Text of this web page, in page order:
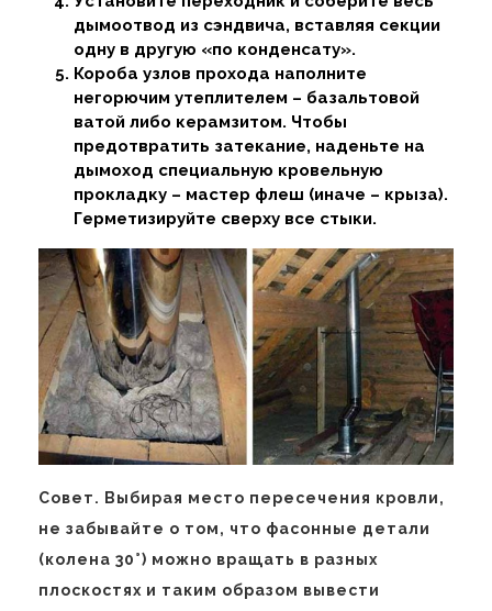
дымоотвод из сэндвича, вставляя секции
одну в другую «по конденсату».
Короба узлов прохода наполните
негорючим утеплителем – базальтовой
ватой либо керамзитом. Чтобы
предотвратить затекание, наденьте на
дымоход специальную кровельную
прокладку – мастер флеш (иначе – крыза).
Герметизируйте сверху все стыки.
Совет. Выбирая место пересечения кровли,
не забывайте о том, что фасонные детали
(колена 30°) можно вращать в разных
плоскостях и таким образом вывести